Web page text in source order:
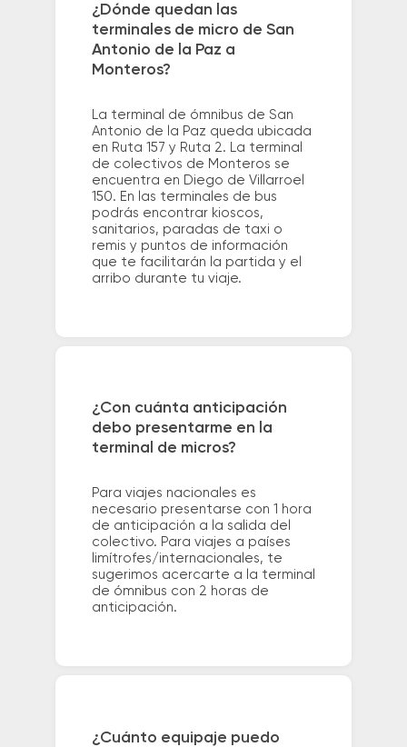
¿Dónde quedan las
terminales de micro de San
Antonio de la Paz a
Monteros?
La terminal de ómnibus de San
Antonio de la Paz queda ubicada
en Ruta 157 y Ruta 2. La terminal
de colectivos de Monteros se
encuentra en Diego de Villarroel
150. En las terminales de bus
podrás encontrar kioscos,
sanitarios, paradas de taxi o
remis y puntos de información
que te facilitarán la partida y el
arribo durante tu viaje.
¿Con cuánta anticipación
debo presentarme en la
terminal de micros?
Para viajes nacionales es
necesario presentarse con 1 hora
de anticipación a la salida del
colectivo. Para viajes a países
limítrofes/internacionales, te
sugerimos acercarte a la terminal
de ómnibus con 2 horas de
anticipación.
¿Cuánto equipaje puedo